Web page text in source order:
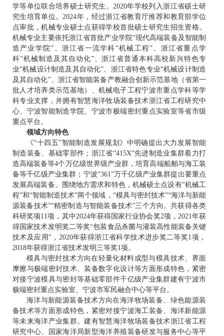
学等单位联合培养硕士研究生。2020年学校列入浙江省硕士研
究生培育单位。2024年，经过浙江省教育厅推荐和教育部学位
点审批，机械专业硕士点获得学校首批硕士研究生招生资格。
机械专业主要依托浙江省首批产业学院“现代高端装备及智能制
造产业学院”、浙江省一流学科“机械工程”、浙江省重点学
科“机械制造及其自动化”、浙江省普通本科高校新兴特色专
业“机械设计制造及其自动化”、浙江省特色专业“机械设计制造
及其自动化”、浙江省智能装备产教融合创新示范基地（省第一
批人才培养类示范基地）、机械电子工程宁波市重点学科等学
科专业支撑，并拥有智慧海洋牧场装备技术浙江省工程研究中
心、宁波智能制造学院、宁波市极端密封重点实验室等省市级
重点平台。
领域方向特色
《“十四五”智能制造发展规划》中明确提出大力发展智能
制造装备、基础零部件；浙江省“415X”先进制造业集群着力打
造高端装备等4个万亿级世界级产业群，培育高端船舶与海工装
备等千亿级产业集群；宁波“361”万千亿级产业集群提出要重点
发展高端装备。围绕地方需求和特色，机械硕士点设有“机械工
程”和“智能制造技术”两个领域，“模具与密封技术”“海洋与新能
源装备技术”“精密制造与智能装备技术”三个方向。共获得各类
科研奖项11项，其中2024年获得国家行业协会奖2项，2021年获
得国家技术发明奖二等奖“包装食品杀菌与灌装高性能装备关键
技术及应用”，2020年获得浙江省科学技术进步奖二等奖1项，
2018年获得浙江省技术发明三等奖1项。
模具与密封技术方向在轻量化材料成型与模具技术、界面
摩擦与极端密封技术、装备数字化设计等方面形成特色，紧密
对接宁波模具与密封等基础零部件千亿级产业集群建有宁波市
极端密封重点实验室、宁波市军民融合中心等平台。
海洋与新能源装备技术方向在海洋牧场装备、绿色能源装
备技术等方面形成特色，紧密对接宁波海工装备、海洋新能源
等未来海洋产业集群。建有智慧海洋牧场装备技术浙江省工程
研究中心、国家海洋局新型海洋养殖装备研发与服务中心等平